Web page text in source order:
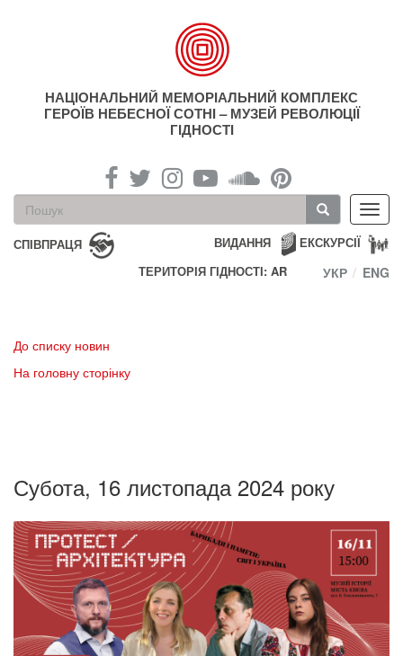
НАЦІОНАЛЬНИЙ МЕМОРІАЛЬНИЙ КОМПЛЕКС
ГЕРОЇВ НЕБЕСНОЇ СОТНІ – МУЗЕЙ РЕВОЛЮЦІЇ
ГІДНОСТІ
Пошукова
форма
Пошук
СПІВПРАЦЯ ЕКСКУРСІЇ
ВИДАННЯ
ТЕРИТОРІЯ ГІДНОСТІ: AR
УКР ENG
До списку новин
На головну сторінку
Субота, 16 листопада 2024 року